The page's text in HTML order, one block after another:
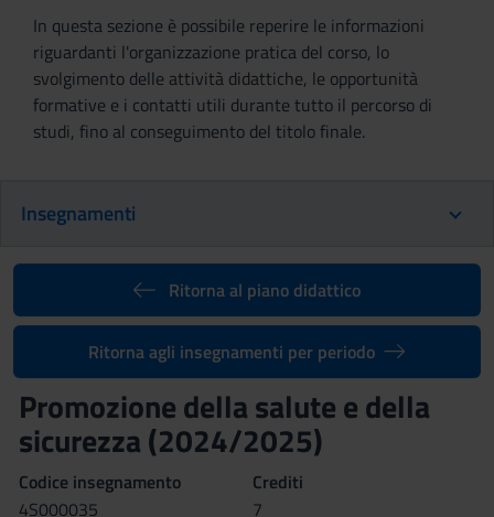
In questa sezione è possibile reperire le informazioni
riguardanti l'organizzazione pratica del corso, lo
svolgimento delle attività didattiche, le opportunità
formative e i contatti utili durante tutto il percorso di
studi, fino al conseguimento del titolo finale.
Insegnamenti
Ritorna al piano didattico
Ritorna agli insegnamenti per periodo
Promozione della salute e della
sicurezza (2024/2025)
Codice insegnamento
4S000035
Crediti
7